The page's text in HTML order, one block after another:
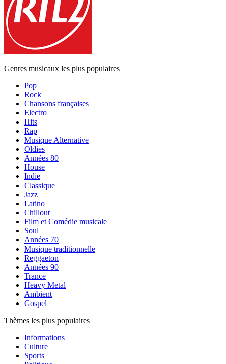
Genres musicaux les plus populaires
Pop
Rock
Chansons françaises
Electro
Hits
Rap
Musique Alternative
Oldies
Années 80
House
Indie
Classique
Jazz
Latino
Chillout
Film et Comédie musicale
Soul
Années 70
Musique traditionnelle
Reggaeton
Années 90
Trance
Heavy Metal
Ambient
Gospel
Thèmes les plus populaires
Informations
Culture
Sports